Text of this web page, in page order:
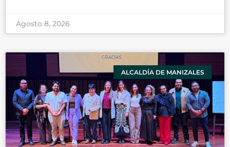
Agosto 8, 2026
ALCALDÍA DE MANIZALES